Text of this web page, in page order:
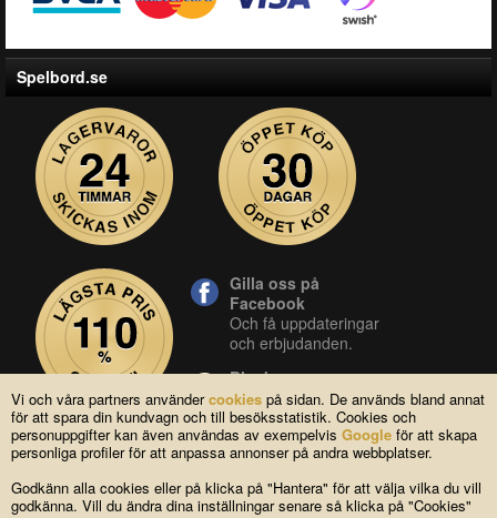
Vi och våra partners användercookies på sidan. De används bland annat
för att spara din kundvagn och till besöksstatistik. Cookies och
personuppgifter kan även användas av exempelvis Google för att skapa
personliga profiler för att anpassa annonser på andra webbplatser.
Godkänn alla cookies eller på klicka på "Hantera" för att välja vilka du vill
godkänna. Vill du ändra dina inställningar senare så klicka på "Cookies"
Spelbord.se
Gilla oss på
Facebook
Och få uppdateringar
och erbjudanden.
Blocket
Vår butik på blocket.
YouTube
Se våra produkter live